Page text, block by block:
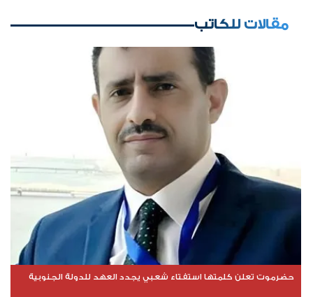
مقالات للكاتب
حضرموت تعلن كلمتها استفتاء شعبي يجدد العهد للدولة الجنوبية